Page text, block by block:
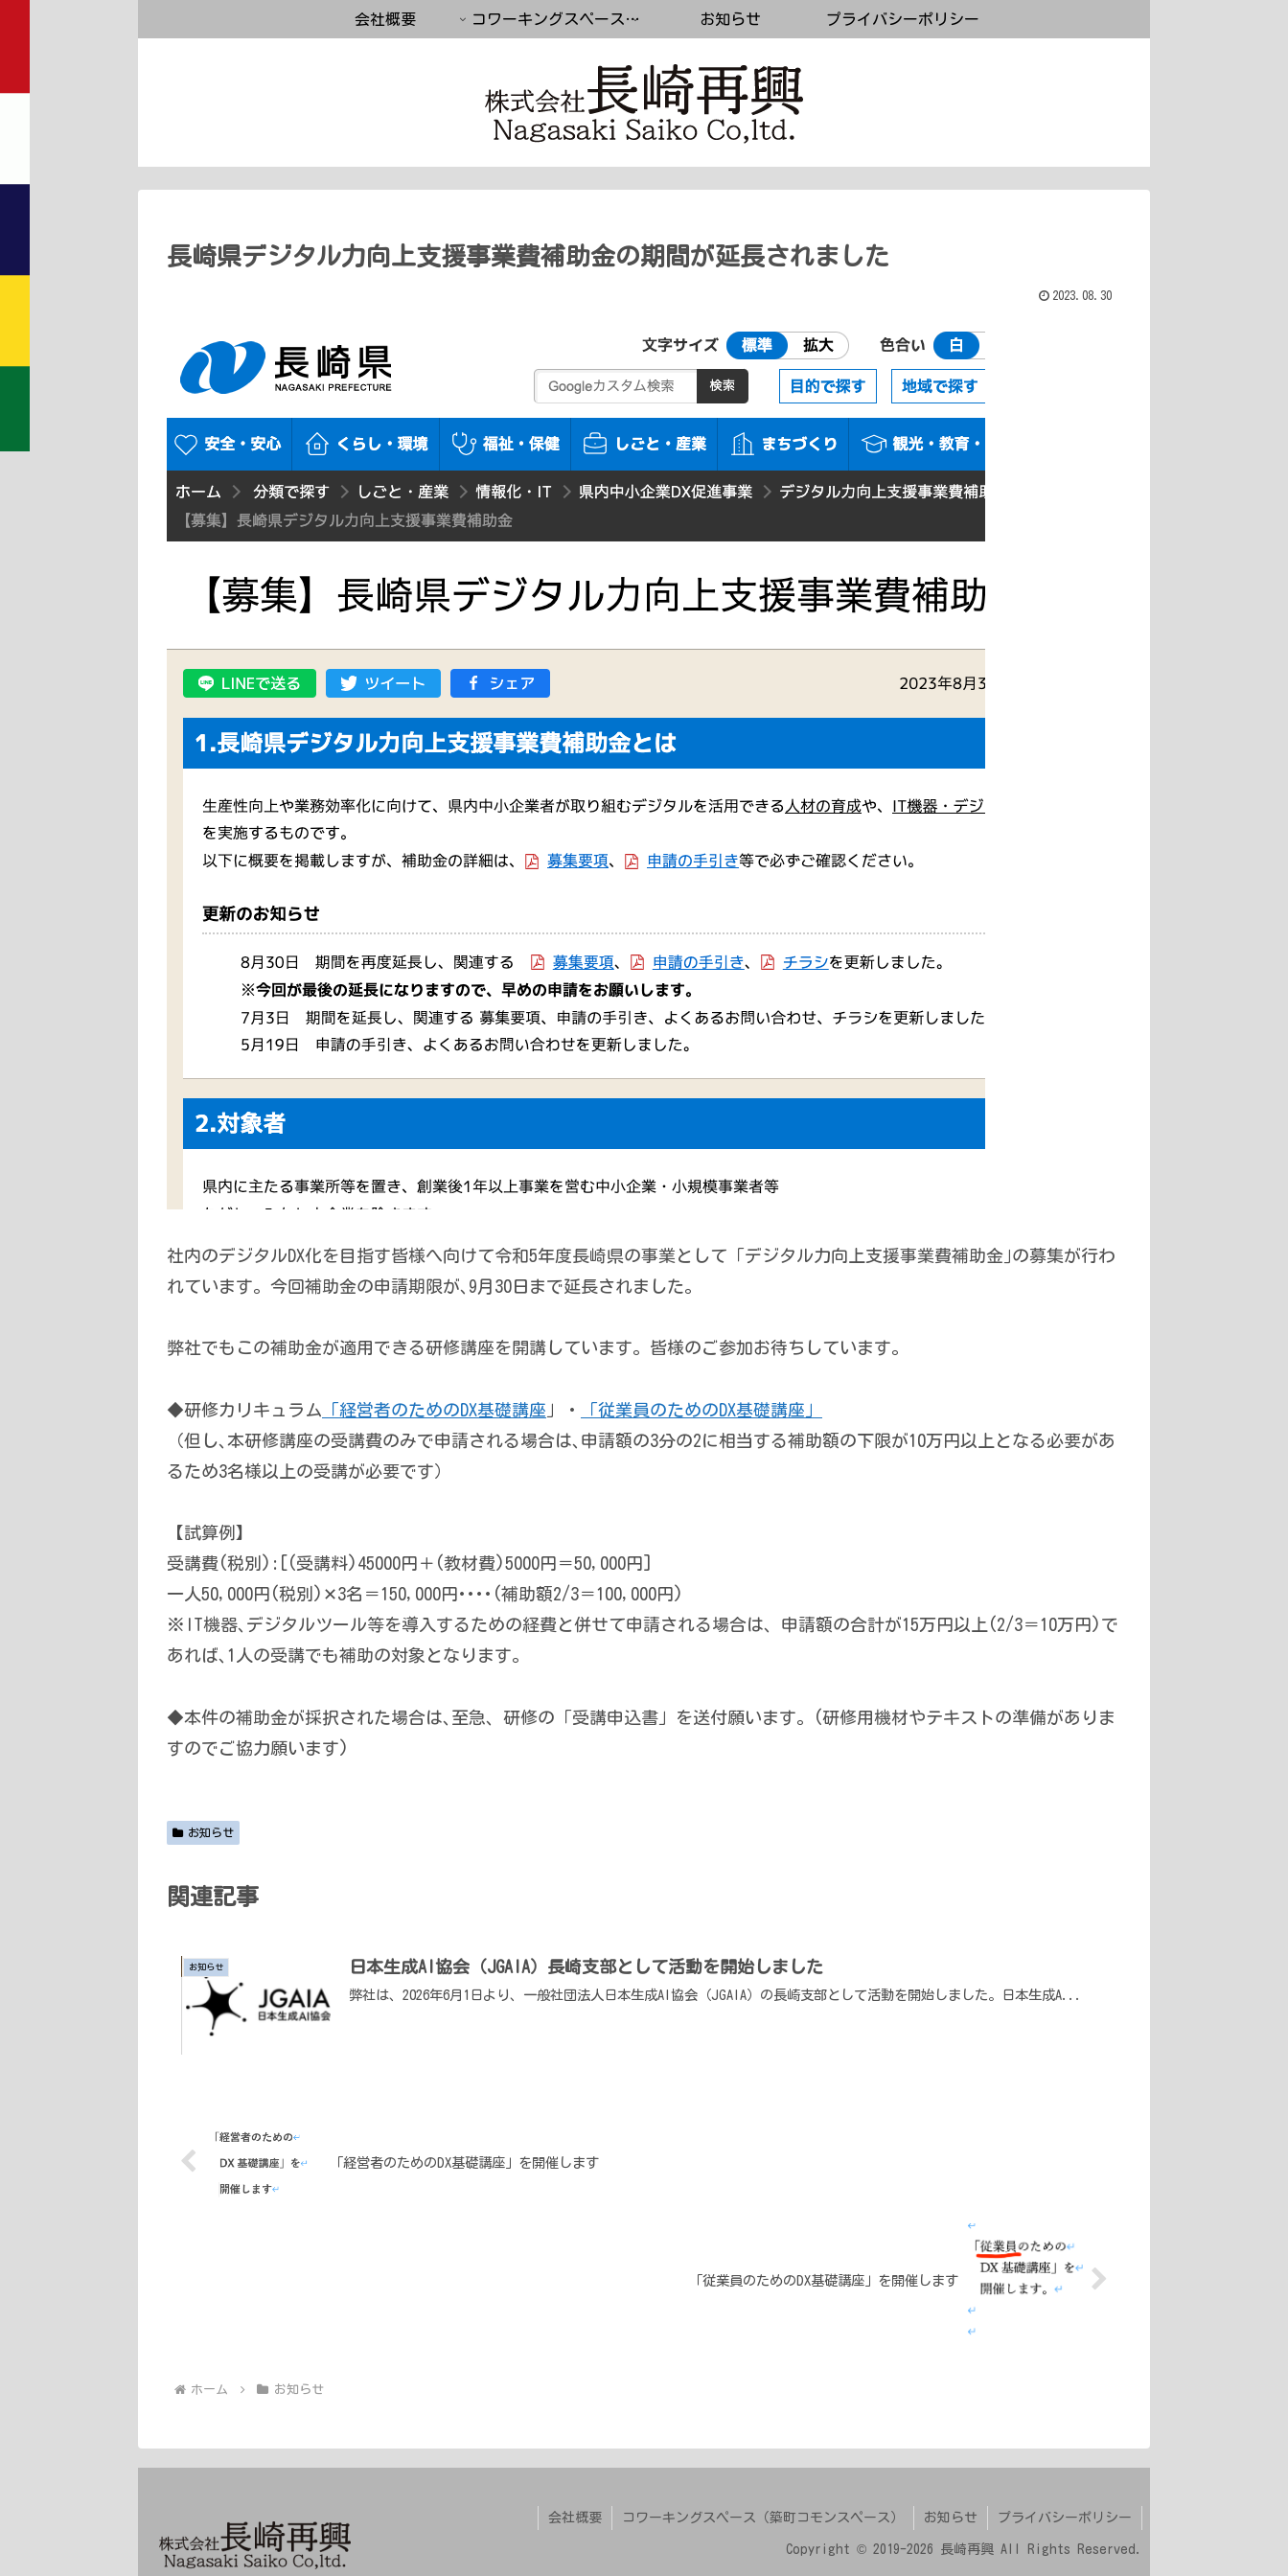
会社概要 コワーキングスペース（築町コモンスペース） お知らせ プライバシーポリシー
長崎県デジタル力向上支援事業費補助金の期間が延長されました
2023.08.30
社内のデジタルDX化を目指す皆様へ向けて令和5年度長崎県の事業として「デジタル力向上支援事業費補助金｣の募集が行わ
れています。今回補助金の申請期限が､9月30日まで延長されました。
弊社でもこの補助金が適用できる研修講座を開講しています。皆様のご参加お待ちしています。
◆研修カリキュラム 「経営者のためのDX基礎講座 」・
「従業員のためのDX基礎講座」
（但し､本研修講座の受講費のみで申請される場合は､申請額の3分の2に相当する補助額の下限が10万円以上となる必要があ
るため3名様以上の受講が必要です）
【試算例】
受講費(税別):[(受講料)45000円＋(教材費)5000円＝50,000円]
一人50,000円(税別)✕3名＝150,000円････(補助額2/3＝100,000円)
※IT機器､デジタルツール等を導入するための経費と併せて申請される場合は、申請額の合計が15万円以上(2/3＝10万円)で
あれば､1人の受講でも補助の対象となります。
◆本件の補助金が採択された場合は､至急、研修の「受講申込書」を送付願います。(研修用機材やテキストの準備がありま
すのでご協力願います)
お知らせ
関連記事
お知らせ 日本生成AI協会（JGAIA）長崎支部として活動を開始しました
弊社は、2026年6月1日より、一般社団法人日本生成AI協会（JGAIA）の長崎支部として活動を開始しました。日本生成A...
「経営者のためのDX基礎講座」を開催します
「従業員のためのDX基礎講座」を開催します
ホーム お知らせ
会社概要 コワーキングスペース（築町コモンスペース） お知らせ プライバシーポリシー
Copyright © 2019-2026 長崎再興 All Rights Reserved.